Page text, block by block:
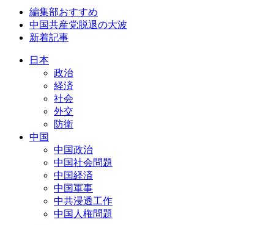
編集部おすすめ
中国共産党脱退の大波
新着記事
日本
政治
経済
社会
外交
防衛
中国
中国政治
中国社会問題
中国経済
中国軍事
中共浸透工作
中国人権問題